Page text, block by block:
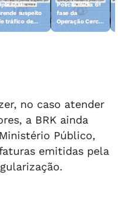
suspeito
tráfico de
Polícia inicia 6ª
fase da
Operação Cerco
no caso atender
a BRK ainda
Público,
emitidas pela